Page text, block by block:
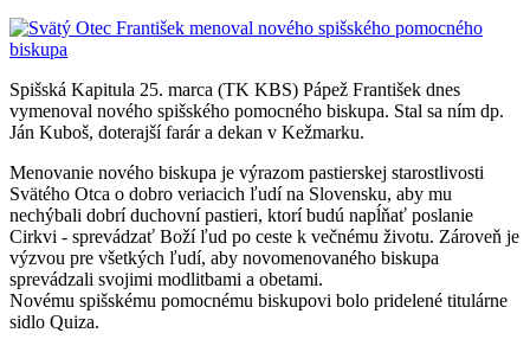
Spišská Kapitula 25. marca (TK KBS) Pápež František dnes
vymenoval nového spišského pomocného biskupa. Stal sa ním dp.
Ján Kuboš, doterajší farár a dekan v Kežmarku.
Menovanie nového biskupa je výrazom pastierskej starostlivosti
Svätého Otca o dobro veriacich ľudí na Slovensku, aby mu
nechýbali dobrí duchovní pastieri, ktorí budú napĺňať poslanie
Cirkvi - sprevádzať Boží ľud po ceste k večnému životu. Zároveň je
výzvou pre všetkých ľudí, aby novomenovaného biskupa
sprevádzali svojimi modlitbami a obetami.
Novému spišskému pomocnému biskupovi bolo pridelené titulárne
sidlo Quiza.